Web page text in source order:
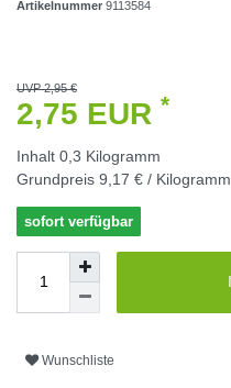
Artikelnummer 9113584
UVP 2,95 €
2,75 EUR *
Inhalt 0,3 Kilogramm
Grundpreis 9,17 € / Kilogramm
sofort verfügbar
Wunschliste